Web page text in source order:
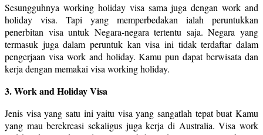
Sesungguhnya working holiday visa sama juga dengan work and
holiday visa. Tapi yang memperbedakan ialah peruntukkan
penerbitan visa untuk Negara-negara tertentu saja. Negara yang
termasuk juga dalam peruntuk kan visa ini tidak terdaftar dalam
pengerjaan visa work and holiday. Kamu pun dapat berwisata dan
kerja dengan memakai visa working holiday.
3. Work and Holiday Visa
Jenis visa yang satu ini yaitu visa yang sangatlah tepat buat Kamu
yang mau berekreasi sekaligus juga kerja di Australia. Visa work